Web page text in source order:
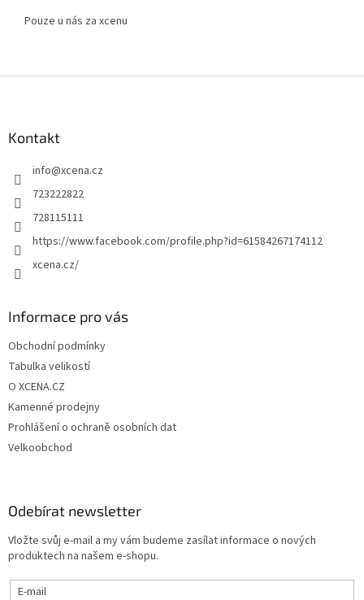
Pouze u nás za xcenu
Kontakt
info@xcena.cz
723222822
728115111
https://www.facebook.com/profile.php?id=61584267174112
xcena.cz/
Informace pro vás
Obchodní podmínky
Tabulka velikostí
O XCENA.CZ
Kamenné prodejny
Prohlášení o ochraně osobních dat
Velkoobchod
Odebírat newsletter
Vložte svůj e-mail a my vám budeme zasílat informace o nových
produktech na našem e-shopu.
E-mail